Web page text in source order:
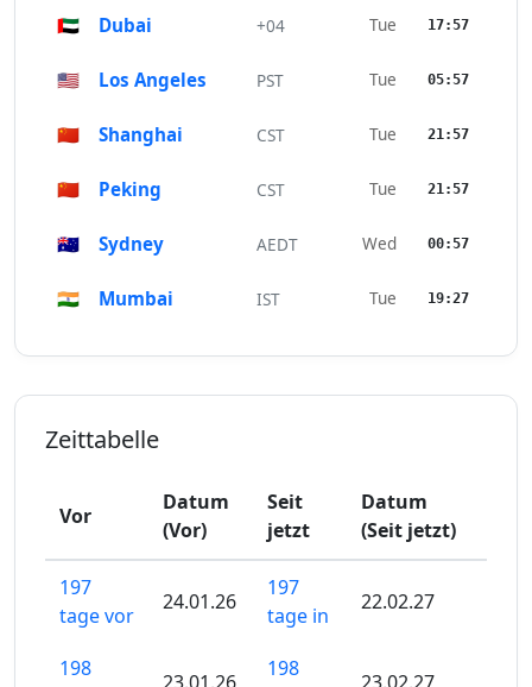
🇦🇪 Dubai +04 Tue 17:57
🇺🇸 Los Angeles PST Tue 05:57
🇨🇳 Shanghai CST Tue 21:57
🇨🇳 Peking CST Tue 21:57
🇦🇺 Sydney AEDT Wed 00:57
🇮🇳 Mumbai IST Tue 19:27
Zeittabelle
Vor
Datum
(Vor)
Seit
jetzt
Datum
(Seit jetzt)
197
tage vor
24.01.26
197
tage in
22.02.27
198
198